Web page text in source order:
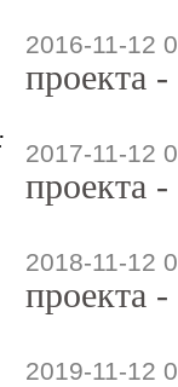
2016-11-12
проекта
2017-11-12
проекта
2018-11-12
проекта
2019-11-12